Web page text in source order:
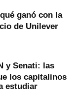
ganó con la
de Unilever
y Senati: las
los capitalinos
estudiar